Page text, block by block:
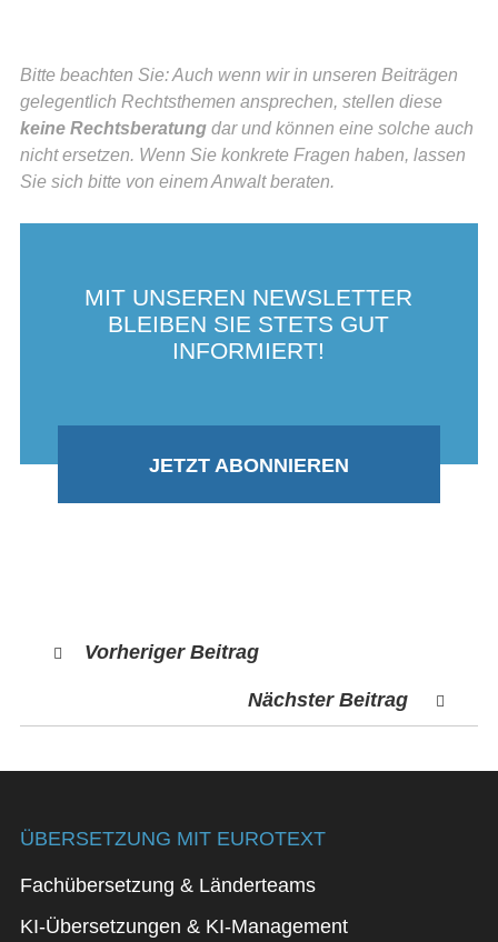
Bitte beachten Sie: Auch wenn wir in unseren Beiträgen
gelegentlich Rechtsthemen ansprechen, stellen diese
keine Rechtsberatungdar und können eine solche auch
nicht ersetzen. Wenn Sie konkrete Fragen haben, lassen
Sie sich bitte von einem Anwalt beraten.
MIT UNSEREN NEWSLETTER
BLEIBEN SIE STETS GUT
INFORMIERT!
JETZT ABONNIEREN
Vorheriger Beitrag
Nächster Beitrag
ÜBERSETZUNG MIT EUROTEXT
Fachübersetzung & Länderteams
KI-Übersetzungen & KI-Management